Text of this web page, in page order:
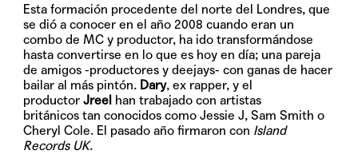
Esta formación procedente del norte del Londres, que
se dió a conocer en el año 2008 cuando eran un
combo de MC y productor, ha ido transformándose
hasta convertirse en lo que es hoy en día; una pareja
de amigos -productores y deejays- con ganas de hacer
bailar al más pintón. Dary, ex rapper, y el
productorJreel han trabajado con artistas
británicos tan conocidos como Jessie J, Sam Smith o
Cheryl Cole. El pasado año firmaron con Island
Records UK.